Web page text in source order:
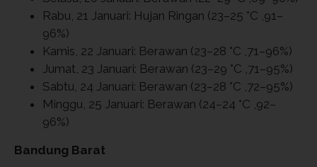
Rabu, 21 Januari: Hujan Ringan (23–25 °C ,91–
96%)
Kamis, 22 Januari: Berawan (23–28 °C ,71–96%)
Jumat, 23 Januari: Berawan (23–29 °C ,71–95%)
Sabtu, 24 Januari: Berawan (23–28 °C ,72–95%)
Minggu, 25 Januari: Berawan (24–24 °C ,92–
96%)
Bandung Barat